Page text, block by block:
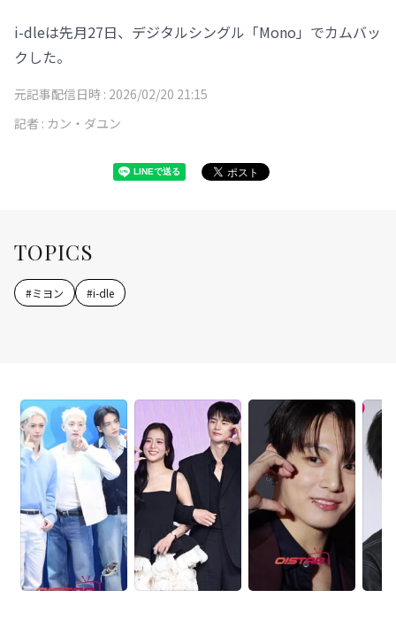
i-dleは先月27日、デジタルシングル「Mono」でカムバッ
クした。
元記事配信日時 : 2026/02/20 21:15
記者 : カン・ダユン
TOPICS
#ミヨン #i-dle